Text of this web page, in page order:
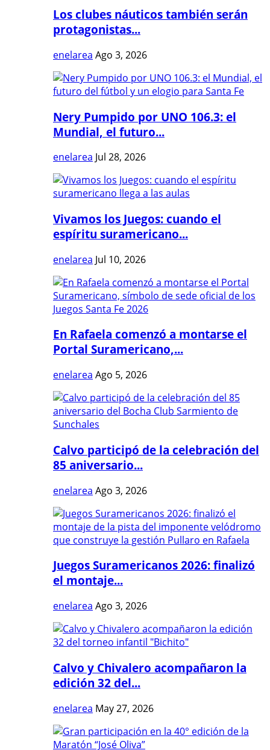
Los clubes náuticos también serán
protagonistas...
enelarea Ago 3, 2026
Nery Pumpido por UNO 106.3: el
Mundial, el futuro...
enelarea Jul 28, 2026
Vivamos los Juegos: cuando el
espíritu suramericano...
enelarea Jul 10, 2026
En Rafaela comenzó a montarse el
Portal Suramericano,...
enelarea Ago 5, 2026
Calvo participó de la celebración del
85 aniversario...
enelarea Ago 3, 2026
Juegos Suramericanos 2026: finalizó
el montaje...
enelarea Ago 3, 2026
Calvo y Chivalero acompañaron la
edición 32 del...
enelarea May 27, 2026